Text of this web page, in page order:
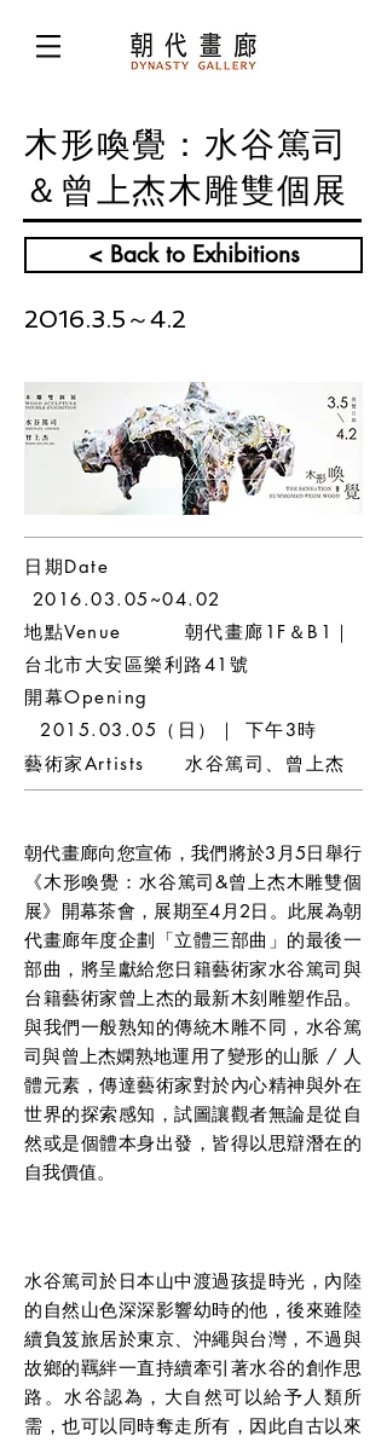
木形喚覺：水谷篤司
＆曾上杰木雕雙個展
< Back to Exhibitions
2016.3.5～4.2
日期Date
2016.03.05 ~04.02
地點Venue 朝代畫廊1F＆B1｜
台北市大安區樂利路41號
開幕Opening
2015.03.05 （日）｜ 下午3時
藝術家Artists 水谷篤司、曾上杰
朝代畫廊向您宣佈，我們將於3月5日舉行
《木形喚覺：水谷篤司&曾上杰木雕雙個
展》開幕茶會，展期至4月2日。此展為朝
代畫廊年度企劃「立體三部曲」的最後一
部曲，將呈獻給您日籍藝術家水谷篤司與
台籍藝術家曾上杰的最新木刻雕塑作品。
與我們一般熟知的傳統木雕不同，水谷篤
司與曾上杰嫻熟地運用了變形的山脈 / 人
體元素，傳達藝術家對於內心精神與外在
世界的探索感知，試圖讓觀者無論是從自
然或是個體本身出發，皆得以思辯潛在的
自我價值。
水谷篤司於日本山中渡過孩提時光，內陸
的自然山色深深影響幼時的他，後來雖陸
續負笈旅居於東京、沖繩與台灣，不過與
故鄉的羈絆一直持續牽引著水谷的創作思
路。水谷認為，大自然可以給予人類所
需，也可以同時奪走所有，因此自古以來